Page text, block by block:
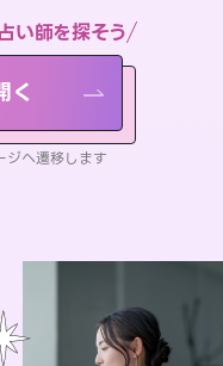
い師を探そう
く
へ遷移します